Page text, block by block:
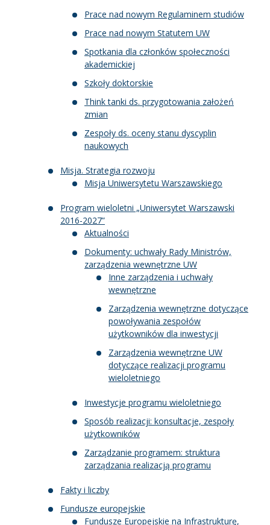
Prace nad nowym Regulaminem studiów
Prace nad nowym Statutem UW
Spotkania dla członków społeczności
akademickiej
Szkoły doktorskie
Think tanki ds. przygotowania założeń
zmian
Zespoły ds. oceny stanu dyscyplin
naukowych
Misja. Strategia rozwoju
Misja Uniwersytetu Warszawskiego
Program wieloletni „Uniwersytet Warszawski
2016-2027”
Aktualności
Dokumenty: uchwały Rady Ministrów,
zarządzenia wewnętrzne UW
Inne zarządzenia i uchwały
wewnętrzne
Zarządzenia wewnętrzne dotyczące
powoływania zespołów
użytkowników dla inwestycji
Zarządzenia wewnętrzne UW
dotyczące realizacji programu
wieloletniego
Inwestycje programu wieloletniego
Sposób realizacji: konsultacje, zespoły
użytkowników
Zarządzanie programem: struktura
zarządzania realizacją programu
Fakty i liczby
Fundusze europejskie
Fundusze Europejskie na Infrastrukturę,